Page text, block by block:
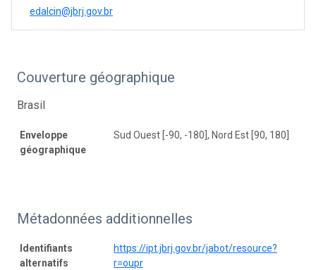
edalcin@jbrj.gov.br
Couverture géographique
Brasil
Enveloppe
géographique
Sud Ouest [-90, -180], Nord Est [90, 180]
Métadonnées additionnelles
Identifiants
alternatifs
https://ipt.jbrj.gov.br/jabot/resource?
r=oupr